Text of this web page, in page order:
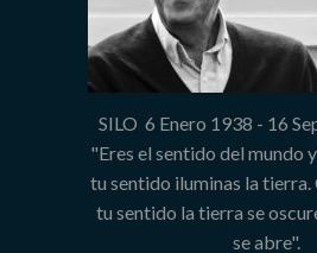
SILO 6 Enero 1938 - 16
"Eres el sentido del mundo
tu sentido iluminas la tierra.
tu sentido la tierra se
se abre".